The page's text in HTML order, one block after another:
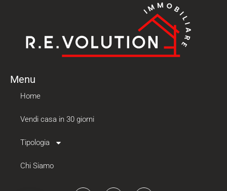
Menu
Home
Vendi casa in 30 giorni
Tipologia
Chi Siamo